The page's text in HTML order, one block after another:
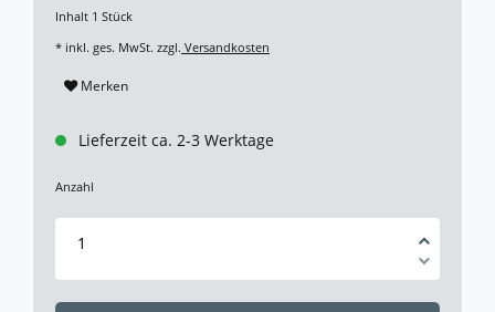
Inhalt 1 Stück
* inkl. ges. MwSt. zzgl. Versandkosten
Merken
Lieferzeit ca. 2-3 Werktage
Anzahl